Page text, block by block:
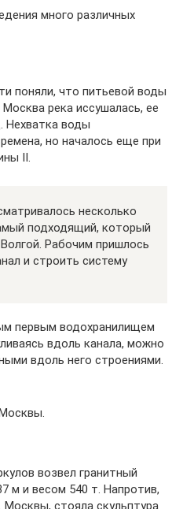
много различных
поняли, что питьевой воды
река иссушалась, ее
Нехватка воды
но началось еще при
II.
несколько
подходящий, который
Рабочим пришлось
и строить систему
первым водохранилищем
вдоль канала, можно
вдоль него строениями.
возвел гранитный
м и весом 540 т. Напротив,
Москвы, стояла скульптура